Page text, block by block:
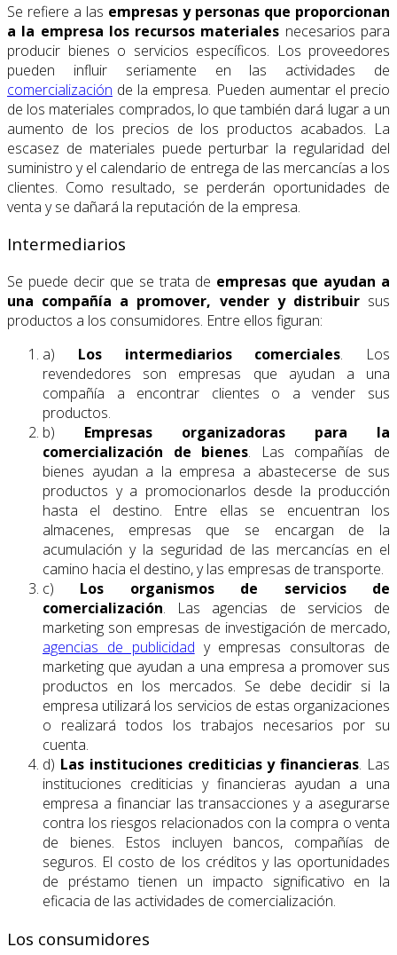
Se refiere a las empresas y personas que proporcionan
a la empresa los recursos materiales necesarios para
producir bienes o servicios específicos. Los proveedores
pueden influir seriamente en las actividades de
comercialización de la empresa. Pueden aumentar el precio
de los materiales comprados, lo que también dará lugar a un
aumento de los precios de los productos acabados. La
escasez de materiales puede perturbar la regularidad del
suministro y el calendario de entrega de las mercancías a los
clientes. Como resultado, se perderán oportunidades de
venta y se dañará la reputación de la empresa.
Intermediarios
Se puede decir que se trata de empresas que ayudan a
una compañía a promover, vender y distribuir sus
productos a los consumidores. Entre ellos figuran:
a) Los intermediarios comerciales. Los
revendedores son empresas que ayudan a una
compañía a encontrar clientes o a vender sus
productos.
b) Empresas organizadoras para la
comercialización de bienes. Las compañías de
bienes ayudan a la empresa a abastecerse de sus
productos y a promocionarlos desde la producción
hasta el destino. Entre ellas se encuentran los
almacenes, empresas que se encargan de la
acumulación y la seguridad de las mercancías en el
camino hacia el destino, y las empresas de transporte.
c) Los organismos de servicios de
comercialización. Las agencias de servicios de
marketing son empresas de investigación de mercado,
agencias de publicidad y empresas consultoras de
marketing que ayudan a una empresa a promover sus
productos en los mercados. Se debe decidir si la
empresa utilizará los servicios de estas organizaciones
o realizará todos los trabajos necesarios por su
cuenta.
d) Las instituciones crediticias y financieras. Las
instituciones crediticias y financieras ayudan a una
empresa a financiar las transacciones y a asegurarse
contra los riesgos relacionados con la compra o venta
de bienes. Estos incluyen bancos, compañías de
seguros. El costo de los créditos y las oportunidades
de préstamo tienen un impacto significativo en la
eficacia de las actividades de comercialización.
Los consumidores